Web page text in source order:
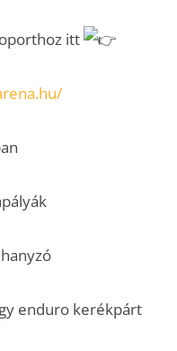
itt
enduro kerékpárt